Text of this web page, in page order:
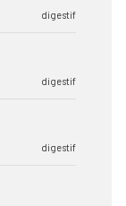
digestif
digestif
digestif